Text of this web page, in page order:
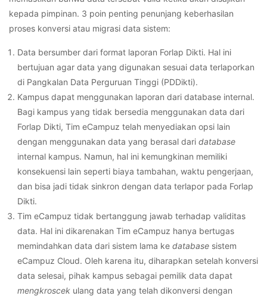
kepada pimpinan. 3 poin penting penunjang keberhasilan
proses konversi atau migrasi data sistem:
Data bersumber dari format laporan Forlap Dikti. Hal ini
bertujuan agar data yang digunakan sesuai data terlaporkan
di Pangkalan Data Perguruan Tinggi (PDDikti).
Kampus dapat menggunakan laporan dari database internal.
Bagi kampus yang tidak bersedia menggunakan data dari
Forlap Dikti, Tim eCampuz telah menyediakan opsi lain
dengan menggunakan data yang berasal dari database
internal kampus. Namun, hal ini kemungkinan memiliki
konsekuensi lain seperti biaya tambahan, waktu pengerjaan,
dan bisa jadi tidak sinkron dengan data terlapor pada Forlap
Dikti.
Tim eCampuz tidak bertanggung jawab terhadap validitas
data. Hal ini dikarenakan Tim eCampuz hanya bertugas
memindahkan data dari sistem lama ke database sistem
eCampuz Cloud. Oleh karena itu, diharapkan setelah konversi
data selesai, pihak kampus sebagai pemilik data dapat
mengkroscek ulang data yang telah dikonversi dengan